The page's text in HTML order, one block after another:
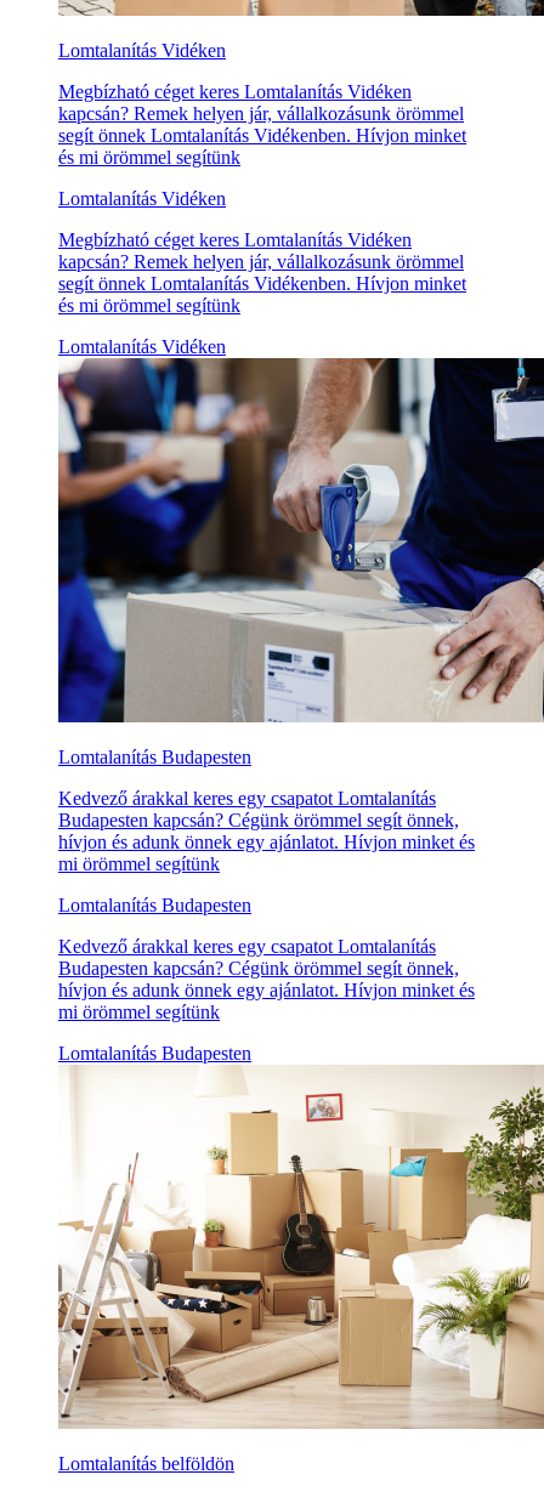
Lomtalanítás Vidéken
Megbízható céget keres Lomtalanítás Vidéken
kapcsán? Remek helyen jár, vállalkozásunk örömmel
segít önnek Lomtalanítás Vidékenben. Hívjon minket
és mi örömmel segítünk
Lomtalanítás Vidéken
Megbízható céget keres Lomtalanítás Vidéken
kapcsán? Remek helyen jár, vállalkozásunk örömmel
segít önnek Lomtalanítás Vidékenben. Hívjon minket
és mi örömmel segítünk
Lomtalanítás Vidéken
Lomtalanítás Budapesten
Kedvező árakkal keres egy csapatot Lomtalanítás
Budapesten kapcsán? Cégünk örömmel segít önnek,
hívjon és adunk önnek egy ajánlatot. Hívjon minket és
mi örömmel segítünk
Lomtalanítás Budapesten
Kedvező árakkal keres egy csapatot Lomtalanítás
Budapesten kapcsán? Cégünk örömmel segít önnek,
hívjon és adunk önnek egy ajánlatot. Hívjon minket és
mi örömmel segítünk
Lomtalanítás Budapesten
Lomtalanítás belföldön